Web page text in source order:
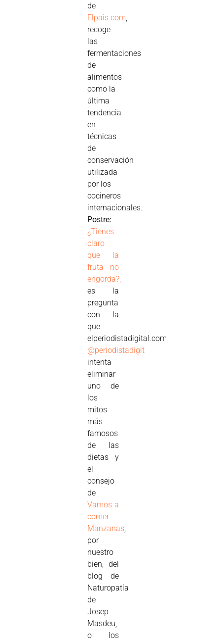
de
Elpais.com,
recoge
las
fermentaciones
de
alimentos
como la
última
tendencia
en
técnicas
de
conservación
utilizada
por los
cocineros
internacionales.
Postre:
¿Tienes
claro
que la
fruta no
engorda?,
es la
pregunta
con la
que
elperiodistadigital.com
@periodistadigit
intenta
eliminar
uno de
los
mitos
más
famosos
de las
dietas y
el
consejo
de
Vamos a
comer
Manzanas,
por
nuestro
bien, del
blog de
Naturopatía
de
Josep
Masdeu,
o los